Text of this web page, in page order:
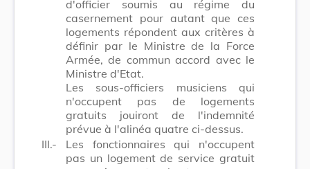
d'officier soumis au régime du
casernement pour autant que ces
logements répondent aux critères à
définir par le Ministre de la Force
Armée, de commun accord avec le
Ministre d'Etat.
Les sous-officiers musiciens qui
n'occupent pas de logements
gratuits jouiront de l'indemnité
prévue à l'alinéa quatre ci-dessus.
III.-
Les fonctionnaires qui n'occupent
pas un logement de service gratuit